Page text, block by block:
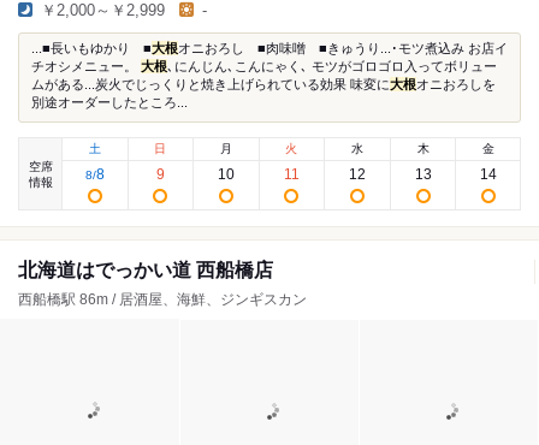
￥2,000～￥2,999 -
...■長いもゆかり ■大根オニおろし ■肉味噌 ■きゅうり...･モツ煮込み お店イ
チオシメニュー。 大根､にんじん､こんにゃく､ モツがゴロゴロ入ってボリュー
ムがある...炭火でじっくりと焼き上げられている効果 味変に大根オニおろしを
別途オーダーしたところ...
空席
情報
土
8/8
日
9
月
10
火
11
水
12
木
13
金
14
北海道はでっかい道 西船橋店
西船橋駅 86m / 居酒屋、海鮮、ジンギスカン